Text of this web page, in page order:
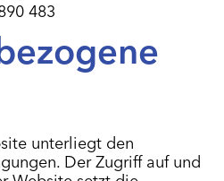
483
unterliegt den
Der Zugriff auf und